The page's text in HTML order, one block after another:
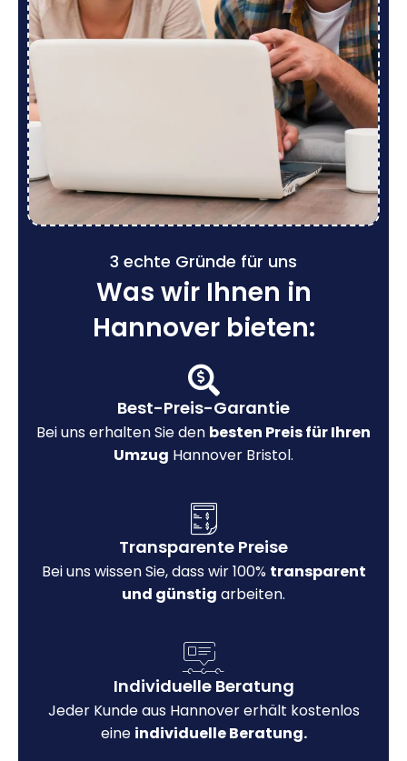
3 echte Gründe für uns
Was wir Ihnen in
Hannover bieten:
Best-Preis-Garantie
Bei uns erhalten Sie den besten Preis für Ihren
Umzug Hannover Bristol.
Transparente Preise
Bei uns wissen Sie, dass wir 100% transparent
und günstig arbeiten.
Individuelle Beratung
Jeder Kunde aus Hannover erhält kostenlos
eine individuelle Beratung.